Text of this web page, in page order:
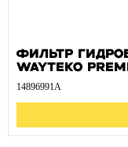
Фильтр
WAYTEKO
14896991A